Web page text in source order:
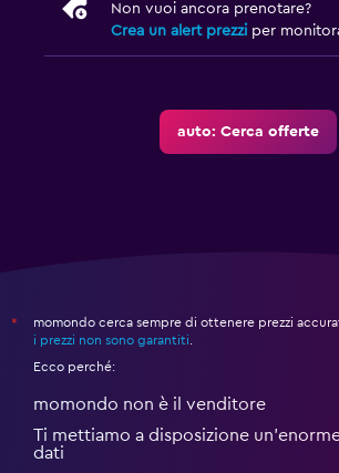
Non vuoi ancora prenotare?
Crea un alert prezzi per
auto: Cerca offerte
*
momondo cerca sempre di ottenere prezzi
i prezzi non sono garantiti.
Ecco perché:
momondo non è il venditore
Ti mettiamo a disposizione
dati